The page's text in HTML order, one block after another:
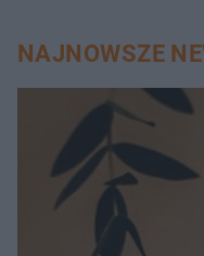
NAJNOWSZE